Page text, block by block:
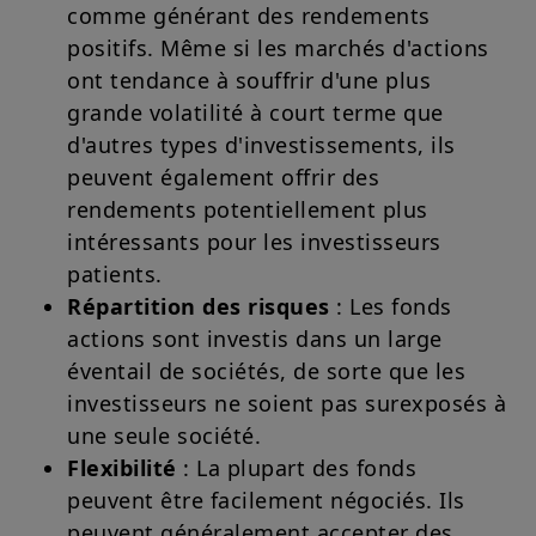
comme générant des rendements
positifs. Même si les marchés d'actions
ont tendance à souffrir d'une plus
grande volatilité à court terme que
d'autres types d'investissements, ils
peuvent également offrir des
rendements potentiellement plus
intéressants pour les investisseurs
patients.
Répartition des risques : Les fonds
actions sont investis dans un large
éventail de sociétés, de sorte que les
investisseurs ne soient pas surexposés à
une seule société.
Flexibilité : La plupart des fonds
peuvent être facilement négociés. Ils